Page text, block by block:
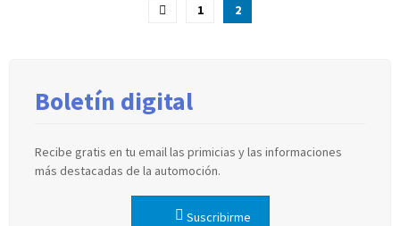
1 2
Boletín digital
Recibe gratis en tu email las primicias y las informaciones
más destacadas de la automoción.
Suscribirme